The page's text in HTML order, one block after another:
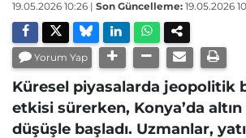
19.05.2026 10:26 | Son Güncelleme: 19.05.2026
Yorum Yap
Küresel piyasalarda jeopolitik
etkisi sürerken, Konya’da
düşüşle başladı. Uzmanlar,